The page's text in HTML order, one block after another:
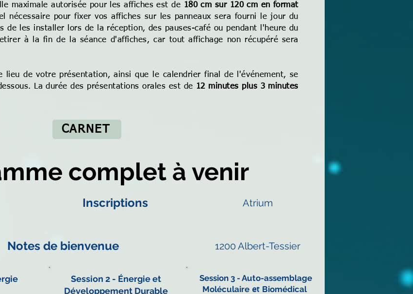
maximale autorisée pour les affiches est de 180 cm sur 120 cm en format
nécessaire pour fixer vos affiches sur les panneaux sera fourni le jour du
de les installer lors de la réception, des pauses-café ou pendant l'heure du
à la fin de la séance d'affiches, car tout affichage non récupéré sera
lieu de votre présentation, ainsi que le calendrier final de l'événement, se
La durée des présentations orales est de 12 minutes plus 3 minutes
CARNET
complet à venir
Inscriptions Atrium
Notes de bienvenue 1200 Albert-Tessier
Session 2 - Énergie et
Développement Durable
Session 3 - Auto-assemblage
Moléculaire et Biomédical